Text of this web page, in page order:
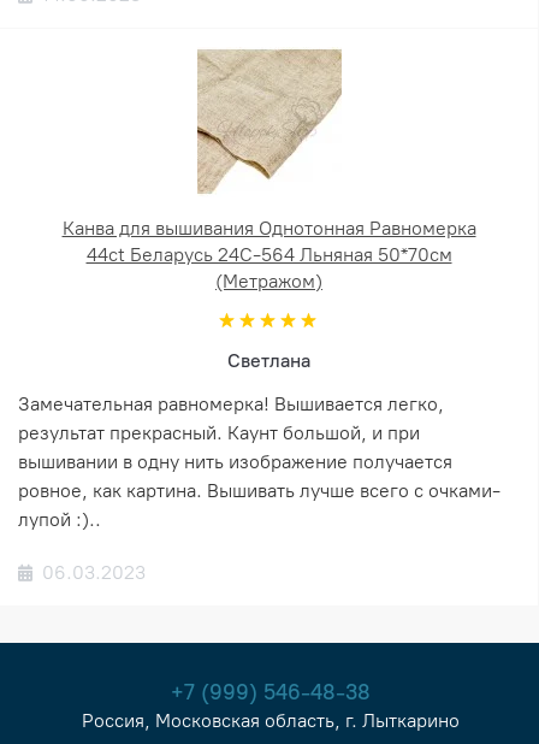
Канва для вышивания Однотонная Равномерка
44ct Беларусь 24С-564 Льняная 50*70см
(Метражом)
Светлана
Замечательная равномерка! Вышивается легко,
результат прекрасный. Каунт большой, и при
вышивании в одну нить изображение получается
ровное, как картина. Вышивать лучше всего с очками-
лупой :)..
06.03.2023
+7 (999) 546-48-38
Россия, Московская область, г. Лыткарино